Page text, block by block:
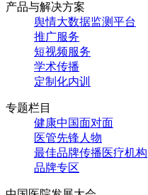
产品与解决方案
舆情大数据监测平台
推广服务
短视频服务
学术传播
定制化内训
专题栏目
健康中国面对面
医管先锋人物
最佳品牌传播医疗机构
品牌专区